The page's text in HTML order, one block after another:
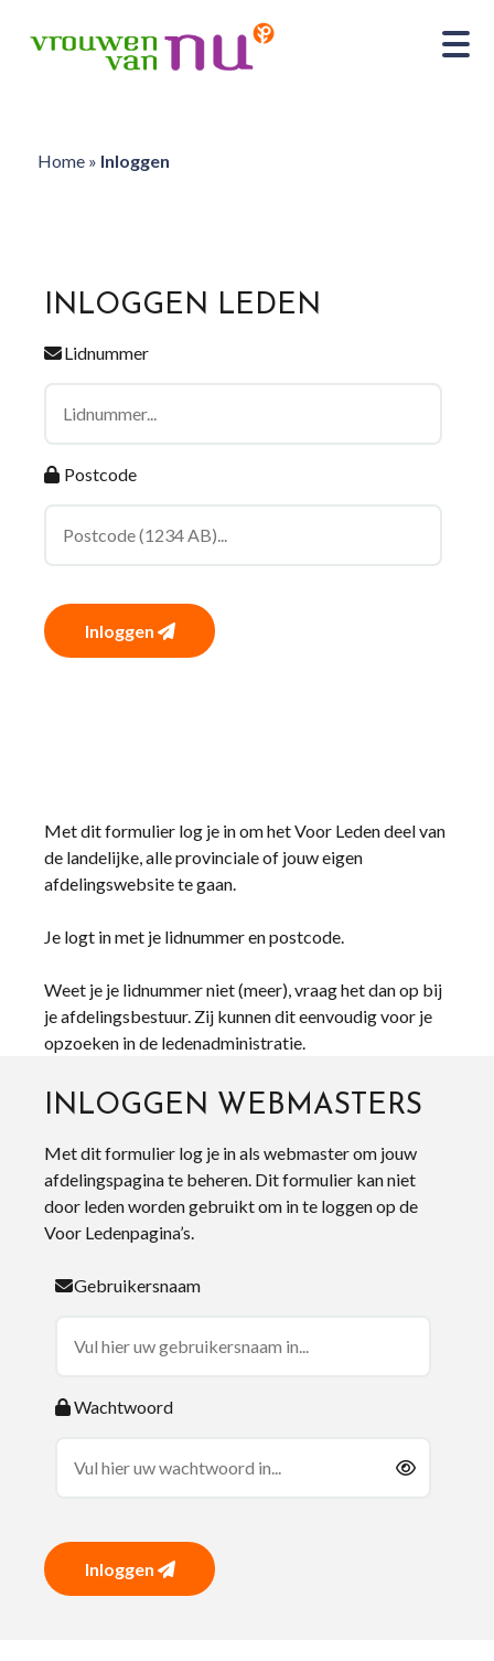
Home» Inloggen
INLOGGEN LEDEN
Lidnummer
Postcode
Inloggen
Met dit formulier log je in om het Voor Leden deel van
de landelijke, alle provinciale of jouw eigen
afdelingswebsite te gaan.
Je logt in met je lidnummer en postcode.
Weet je je lidnummer niet (meer), vraag het dan op bij
je afdelingsbestuur. Zij kunnen dit eenvoudig voor je
opzoeken in de ledenadministratie.
INLOGGEN WEBMASTERS
Met dit formulier log je in als webmaster om jouw
afdelingspagina te beheren. Dit formulier kan niet
door leden worden gebruikt om in te loggen op de
Voor Ledenpagina’s.
Gebruikersnaam
Wachtwoord
Inloggen